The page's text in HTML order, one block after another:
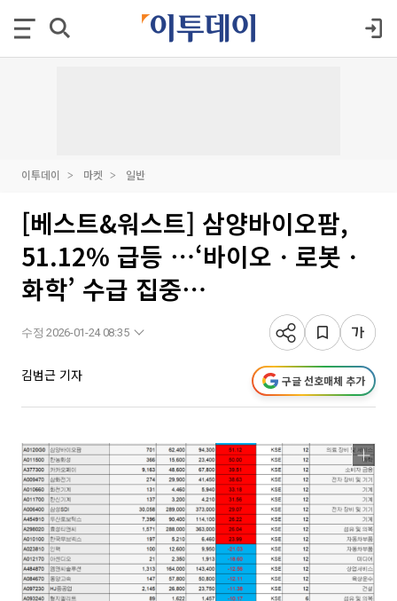
이투데이 마켓 일반
[베스트&워스트] 삼양바이오팜,
51.12% 급등 ⋯‘바이오ㆍ로봇ㆍ
화학’ 수급 집중⋯
수정 2026-01-24 08:35
김범근 기자 구글 선호매체 추가